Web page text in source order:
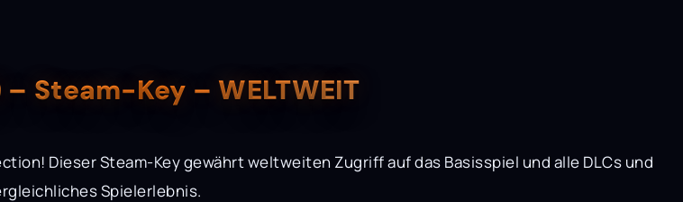
Steam-Key – WELTWEIT
Dieser Steam-Key gewährt weltweiten Zugriff auf das Basisspiel und alle DLCs und
Spielerlebnis.